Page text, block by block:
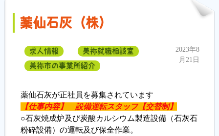
相談室とは？
利用者の声
求人情報検索
各種セミナー
薬仙石灰（株）
求人情報
美祢就職相談室
美祢市の事業所紹介
2023年8
月21日
薬仙石灰が正社員を募集されています
【仕事内容】
設備運転スタッフ【交替制】
○石灰焼成炉及び炭酸カルシウム製造設備（石灰石
粉砕設備）の運転及び保全作業。